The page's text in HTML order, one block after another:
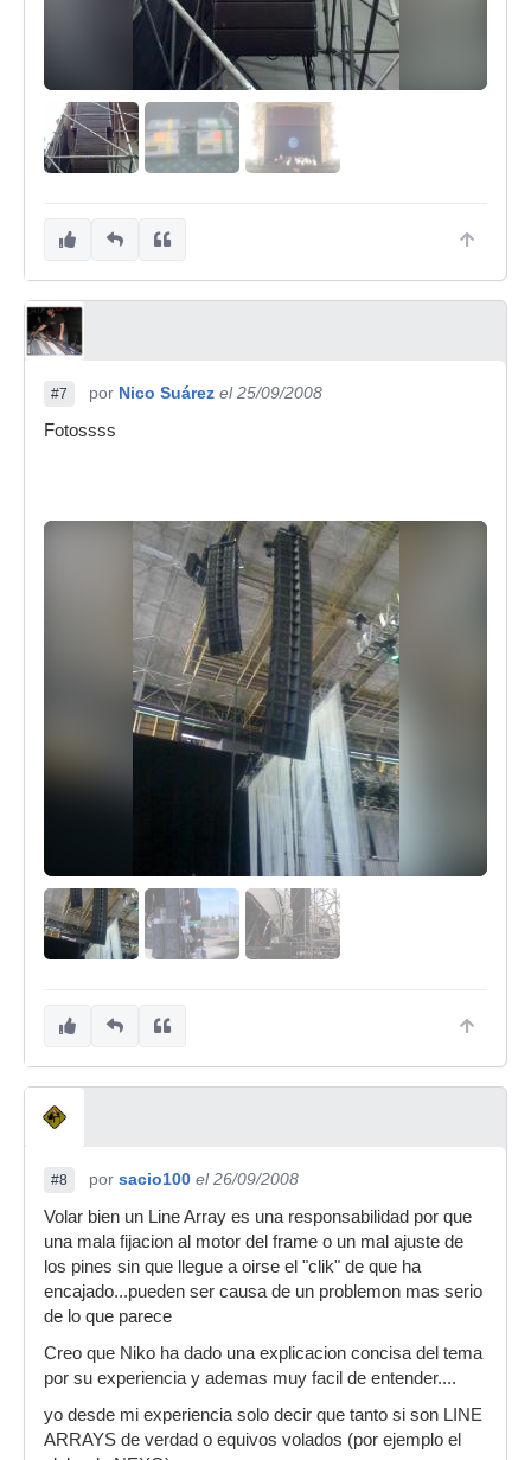
#7 por Nico Suárez el 25/09/2008
Fotossss
#8 por sacio100 el 26/09/2008
Volar bien un Line Array es una responsabilidad por que
una mala fijacion al motor del frame o un mal ajuste de
los pines sin que llegue a oirse el "clik" de que ha
encajado...pueden ser causa de un problemon mas serio
de lo que parece
Creo que Niko ha dado una explicacion concisa del tema
por su experiencia y ademas muy facil de entender....
yo desde mi experiencia solo decir que tanto si son LINE
ARRAYS de verdad o equivos volados (por ejemplo el